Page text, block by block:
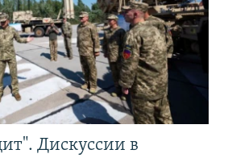
Дискуссии в